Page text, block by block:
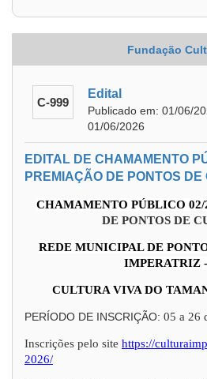
Fundação
C-999
Edital
Publicado em: 01/06/
01/06/2026
EDITAL DE CHAMAMENTO
PREMIAÇÃO DE PONTOS DE
CHAMAMENTO PÚBLICO
DE PONTOS DE
REDE MUNICIPAL DE
IMPERATRIZ
CULTURA VIVA DO
PERÍODO DE INSCRIÇÃO: 05 a 26
Inscrições pelo site https://
2026/